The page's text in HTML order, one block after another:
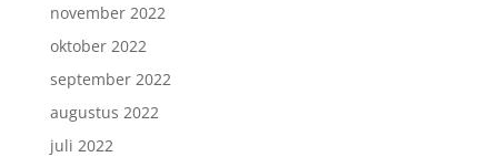
november 2022
oktober 2022
september 2022
augustus 2022
juli 2022